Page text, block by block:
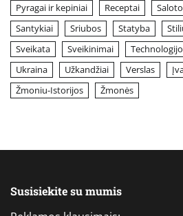
Pyragai ir kepiniai
Receptai
Santykiai
Sriubos Statyba
Sveikata
Sveikinimai
Ukraina
Užkandžiai Verslas
Žmoniu-Istorijos
Žmonės
Susisiekite su mumis